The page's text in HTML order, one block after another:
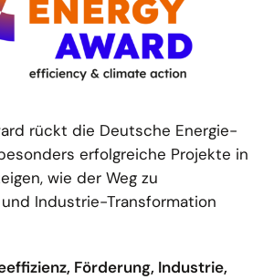
rückt die Deutsche Energie-
erfolgreiche Projekte in
wie der Weg zu
Industrie-Transformation
Förderung, Industrie,